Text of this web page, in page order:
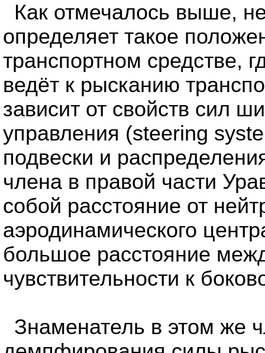
Как отмечалось выше,
определяет такое
транспортном средстве,
ведёт к рысканию
зависит от свойств сил
управления (steering
подвески и
члена в правой части
собой расстояние от
аэродинамического
большое расстояние
чувствительности к
Знаменатель в этом же